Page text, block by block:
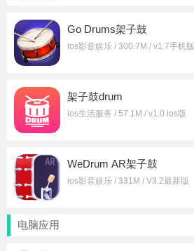
Go Drums架子鼓
ios影音娱乐 / 300.7M / v1.7手机版
架子鼓drum
ios生活服务 / 57.1M / v1.0 ios版
WeDrum AR架子鼓
ios影音娱乐 / 331M / V3.2最新版
电脑应用